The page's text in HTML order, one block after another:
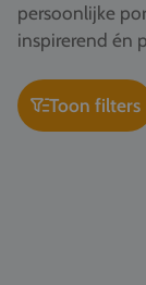
076 522 30 57
Klantportaal
persoonlijke
inspirerend én
Toon filters